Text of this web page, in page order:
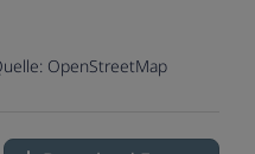
OpenStreetMap